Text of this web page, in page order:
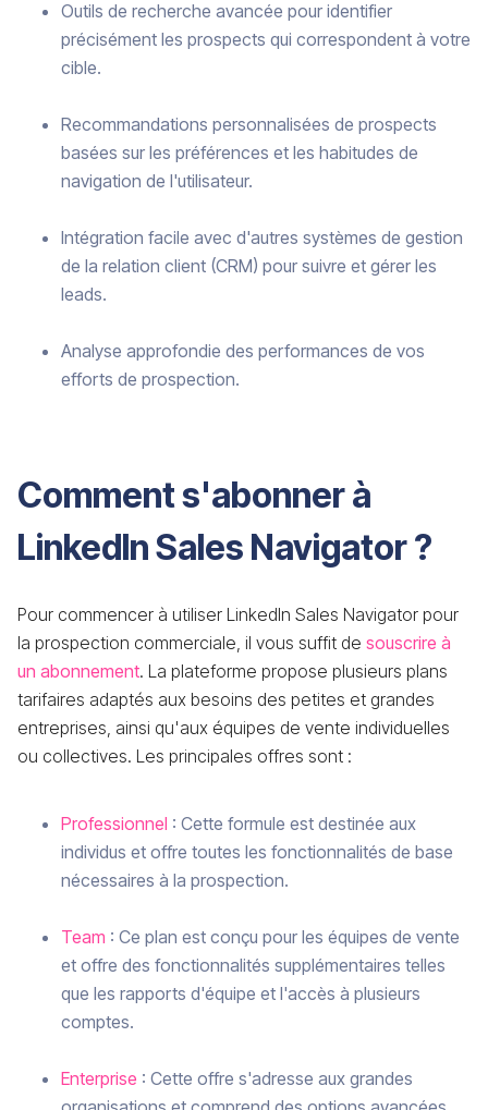
Outils de recherche avancée pour identifier
précisément les prospects qui correspondent à votre
cible.
Recommandations personnalisées de prospects
basées sur les préférences et les habitudes de
navigation de l'utilisateur.
Intégration facile avec d'autres systèmes de gestion
de la relation client (CRM) pour suivre et gérer les
leads.
Analyse approfondie des performances de vos
efforts de prospection.
Comment s'abonner à
LinkedIn Sales Navigator ?
Pour commencer à utiliser LinkedIn Sales Navigator pour
la prospection commerciale, il vous suffit de souscrire à
un abonnement. La plateforme propose plusieurs plans
tarifaires adaptés aux besoins des petites et grandes
entreprises, ainsi qu'aux équipes de vente individuelles
ou collectives. Les principales offres sont :
Professionnel : Cette formule est destinée aux
individus et offre toutes les fonctionnalités de base
nécessaires à la prospection.
Team : Ce plan est conçu pour les équipes de vente
et offre des fonctionnalités supplémentaires telles
que les rapports d'équipe et l'accès à plusieurs
comptes.
Enterprise : Cette offre s'adresse aux grandes